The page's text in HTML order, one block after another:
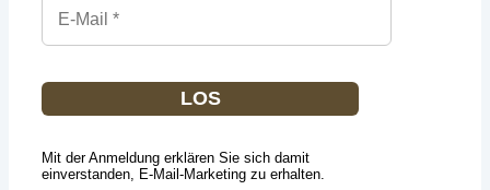
LOS
Mit der Anmeldung erklären Sie sich damit
einverstanden, E-Mail-Marketing zu erhalten.